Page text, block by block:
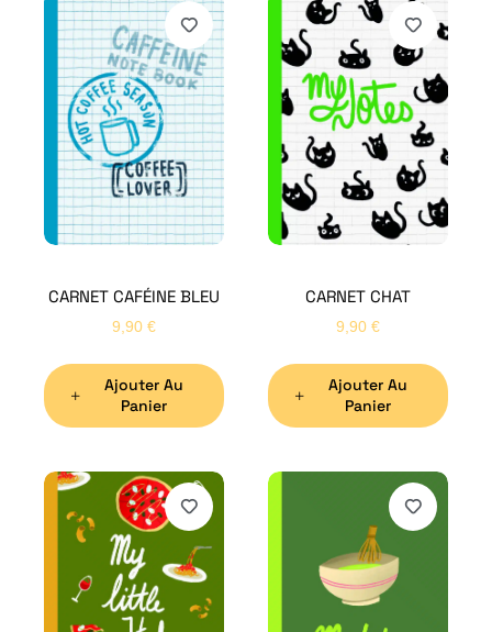
CARNET CAFÉINE BLEU
9,90 €
Ajouter Au
Panier
CARNET CHAT
9,90 €
Ajouter Au
Panier